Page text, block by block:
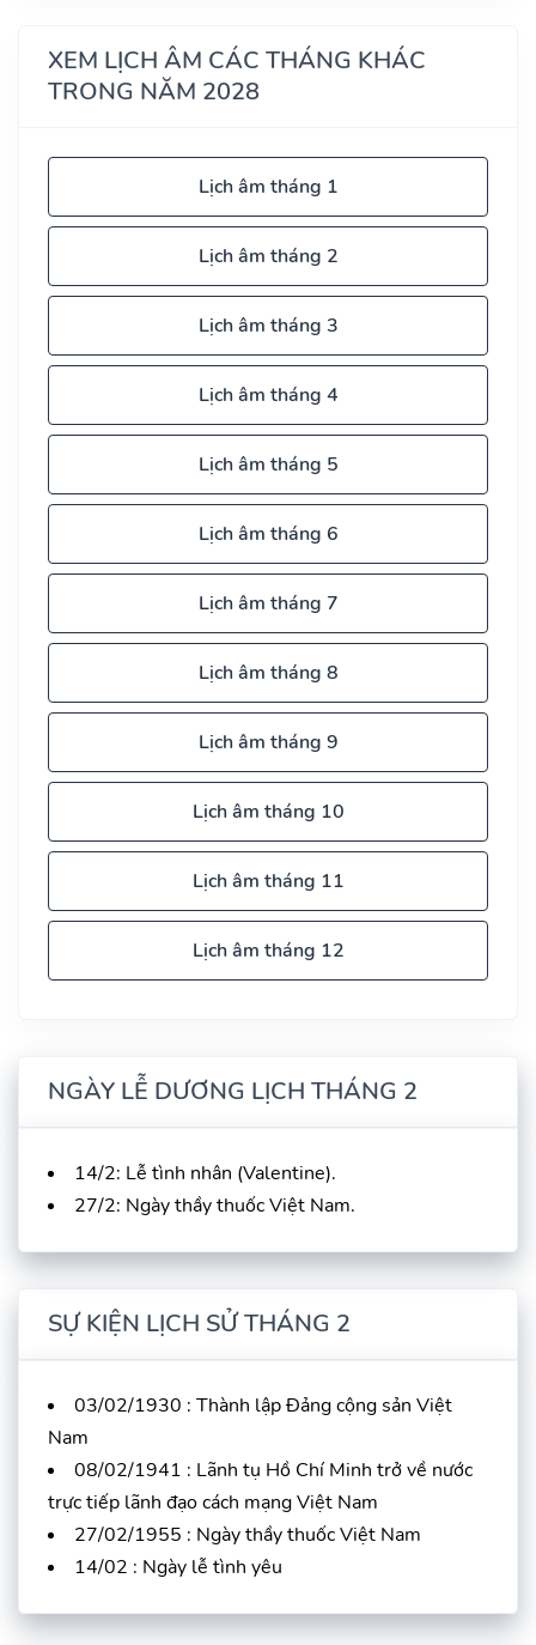
XEM LỊCH ÂM CÁC THÁNG KHÁC
TRONG NĂM 2028
Lịch âm tháng 1
Lịch âm tháng 2
Lịch âm tháng 3
Lịch âm tháng 4
Lịch âm tháng 5
Lịch âm tháng 6
Lịch âm tháng 7
Lịch âm tháng 8
Lịch âm tháng 9
Lịch âm tháng 10
Lịch âm tháng 11
Lịch âm tháng 12
NGÀY LỄ DƯƠNG LỊCH THÁNG 2
14/2: Lễ tình nhân (Valentine).
27/2: Ngày thầy thuốc Việt Nam.
SỰ KIỆN LỊCH SỬ THÁNG 2
03/02/1930 : Thành lập Đảng cộng sản Việt
Nam
08/02/1941 : Lãnh tụ Hồ Chí Minh trở về nước
trực tiếp lãnh đạo cách mạng Việt Nam
27/02/1955 : Ngày thầy thuốc Việt Nam
14/02 : Ngày lễ tình yêu